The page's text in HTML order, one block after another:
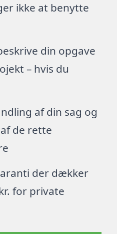
ikke at benytte
din opgave
– hvis du
af din sag og
de rette
der dækker
for private